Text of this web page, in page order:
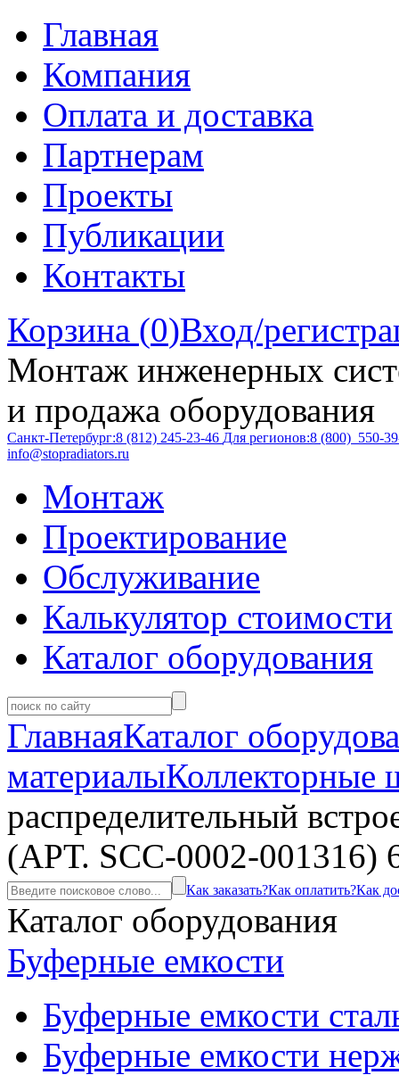
Главная
Компания
Оплата и доставка
Партнерам
Проекты
Публикации
Контакты
Корзина (0)Вход/
Монтаж инженерных
и продажа оборудования
Санкт-Петербург:8 (812) 245-23-46 Для регионов:8 (800) 550-
info@stopradiators.ru
Монтаж
Проектирование
Обслуживание
Калькулятор стоимости
Каталог оборудования
ГлавнаяКаталог
материалыКоллекторные
распределительный
(АРТ. SCC-0002-001316)
Как заказать?Как оплатить?Как
Каталог оборудования
Буферные емкости
Буферные емкости
Буферные емкости